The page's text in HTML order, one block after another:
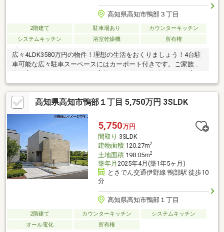
高知県高知市鴨部３丁目
2階建て 駐車場あり
カウンターキッチン
システムキッチン
浴室乾燥機 所有権
広々4LDK3580万円の物件！理想の生活をおくりましょう！4台駐
車可能な広々駐車スーペースにはカーポート付きです。ご家族の
見学ください♪
高知県高知市鴨部１丁目 5,750万円 3SLDK
5,750万円
間取り 3SLDK
建物面積120.27m2
土地面積198.05m2
築年月 2025年4月(築1年5ヶ月)
とさでん交通伊野線 鴨部駅 徒歩10
分
高知県高知市鴨部１丁目
2階建て カウンターキッチン
システムキッチン
オール電化
所有権